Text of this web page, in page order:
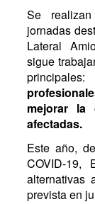
Se
jornadas
Lateral
sigue
principales:
mejorar la
afectadas.
Este año,
COVID-19,
alternativas
prevista en